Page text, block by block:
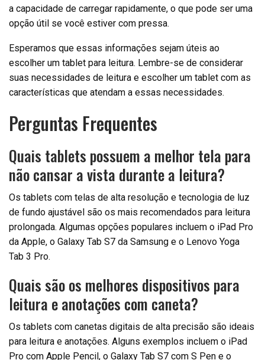
a capacidade de carregar rapidamente, o que pode ser uma
opção útil se você estiver com pressa.
Esperamos que essas informações sejam úteis ao
escolher um tablet para leitura. Lembre-se de considerar
suas necessidades de leitura e escolher um tablet com as
características que atendam a essas necessidades.
Perguntas Frequentes
Quais tablets possuem a melhor tela para
não cansar a vista durante a leitura?
Os tablets com telas de alta resolução e tecnologia de luz
de fundo ajustável são os mais recomendados para leitura
prolongada. Algumas opções populares incluem o iPad Pro
da Apple, o Galaxy Tab S7 da Samsung e o Lenovo Yoga
Tab 3 Pro.
Quais são os melhores dispositivos para
leitura e anotações com caneta?
Os tablets com canetas digitais de alta precisão são ideais
para leitura e anotações. Alguns exemplos incluem o iPad
Pro com Apple Pencil, o Galaxy Tab S7 com S Pen e o